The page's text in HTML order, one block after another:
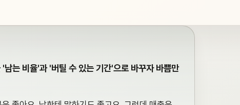
는 비율'과 '버틸 수 있는 기간'으로 바꾸자 바쁨만